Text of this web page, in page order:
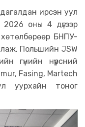
дагалдан ирсэн уул
2026 оны 4 дүгээр
БНПУ-
Польшийн JSW
гүнийн нүүрсний
Fasing, Martech
уурхайн тоног